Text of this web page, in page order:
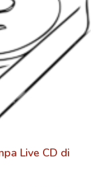
Live CD di